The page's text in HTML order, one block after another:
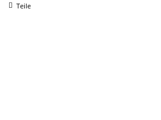
Teile